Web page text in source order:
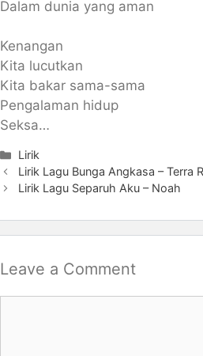
Dalam dunia yang aman
Kenangan
Kita lucutkan
Kita bakar sama-sama
Pengalaman hidup
Seksa…
Categories
Lirik
Lirik Lagu Bunga Angkasa – Terra
Lirik Lagu Separuh Aku – Noah
Leave a Comment